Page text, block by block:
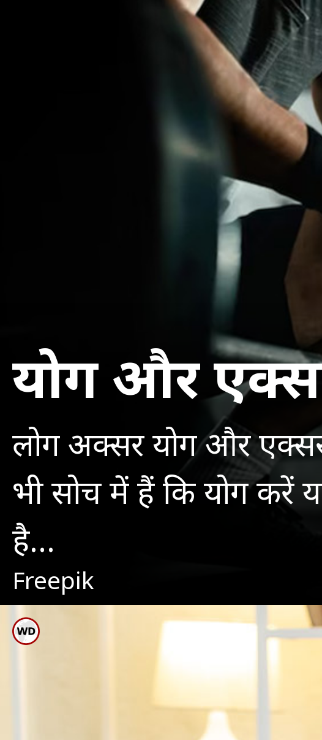
योग और
लोग अक्सर योग और
भी सोच में हैं कि योग करें
है...
Freepik